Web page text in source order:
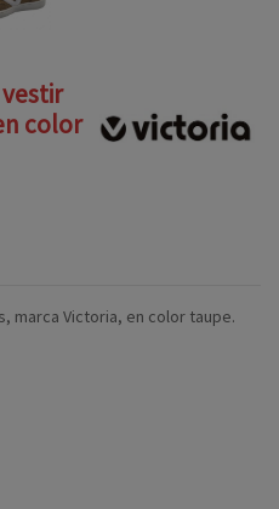
color
marca Victoria, en color taupe.